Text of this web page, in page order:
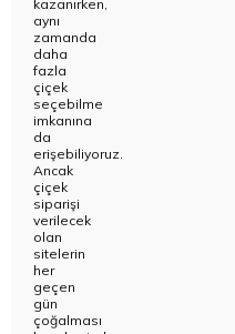
kazanırken,
aynı
zamanda
daha
fazla
çiçek
seçebilme
imkanına
da
erişebiliyoruz.
Ancak
çiçek
siparişi
verilecek
olan
sitelerin
her
geçen
gün
çoğalması